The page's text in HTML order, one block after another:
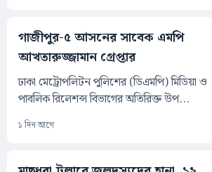
গাজীপুর-৫ আসনের সাবেক এমপি
আখতারুজ্জামান গ্রেপ্তার
ঢাকা মেট্রোপলিটন পুলিশের (ডিএমপি) মিডিয়া ও
পাবলিক রিলেশন্স বিভাগের অতিরিক্ত উপ...
১ দিন আগে